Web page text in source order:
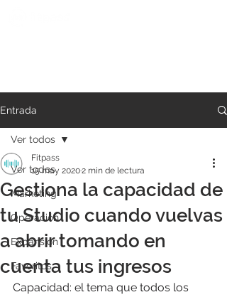
Entrada
Ver todos
Marketing
Operación
Expansión
Favoritos
Ver todos
Gestiona la capacidad de
tu Studio cuando vuelvas
a abrir tomando en
cuenta tus ingresos
Fitpass
15 may 20202 min de lectura
Capacidad: el tema que todos los